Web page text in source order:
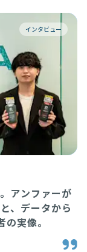
インタビュー
アンファーが
、データから
実像。